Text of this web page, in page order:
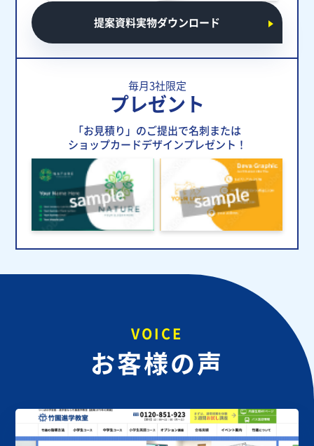
提案資料実物ダウンロード
毎月3社限定
プレゼント
「お見積り」のご提出で名刺または
ショップカードデザインプレゼント！
VOICE
お客様の声